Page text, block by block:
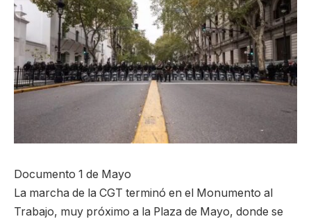
Documento 1 de Mayo
La marcha de la CGT terminó en el Monumento al
Trabajo, muy próximo a la Plaza de Mayo, donde se